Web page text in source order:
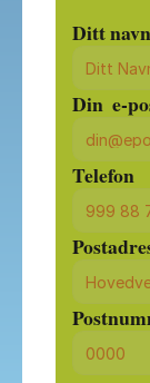
Ditt navn
Din  e-
Telefon